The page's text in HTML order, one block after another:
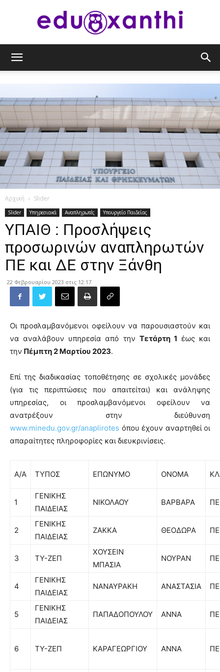
Αρχική Slider
Slider Υπηρεσιακά Αναπληρωτές Υπουργείο Παιδείας
ΥΠΑΙΘ : Προσλήψεις
προσωρινών αναπληρωτών
ΠΕ και ΔΕ στην Ξάνθη
22 Φεβρουαρίου 2023 στις 12:17
Οι προσλαμβανόμενοι οφείλουν να παρουσιαστούν και
να αναλάβουν υπηρεσία από την Τετάρτη 1 έως και
την Πέμπτη 2 Μαρτίου 2023.
Επί της διαδικασίας τοποθέτησης σε σχολικές μονάδες
(για τις περιπτώσεις που απαιτείται) και ανάληψης
υπηρεσίας, οι προσλαμβανόμενοι οφείλουν να
ανατρέξουν στην διεύθυνση
www.minedu.gov.gr/anaplirotes όπου έχουν αναρτηθεί οι
απαραίτητες πληροφορίες και διευκρινίσεις.
A/A ΤΥΠΟΣ ΕΠΩΝΥΜΟ ΟΝΟΜΑ
1
ΓΕΝΙΚΗΣ
ΠΑΙΔΕΙΑΣ
ΝΙΚΟΛΑΟΥ ΒΑΡΒΑΡΑ
2
ΓΕΝΙΚΗΣ
ΠΑΙΔΕΙΑΣ
ΖΑΚΚΑ ΘΕΟΔΩΡΑ
3 ΤΥ-ΖΕΠ
ΧΟΥΣΕΙΝ
ΜΠΑΣΙΑ
ΝΟΥΡΑΝ
4
ΓΕΝΙΚΗΣ
ΠΑΙΔΕΙΑΣ
ΝΑΝΑΥΡΑΚΗ ΑΝΑΣΤΑΣΙΑ
5
ΓΕΝΙΚΗΣ
ΠΑΙΔΕΙΑΣ
ΠΑΠΑΔΟΠΟΥΛΟΥ ΑΝΝΑ
6 ΤΥ-ΖΕΠ ΚΑΡΑΓΕΩΡΓΙΟΥ ΑΝΝΑ